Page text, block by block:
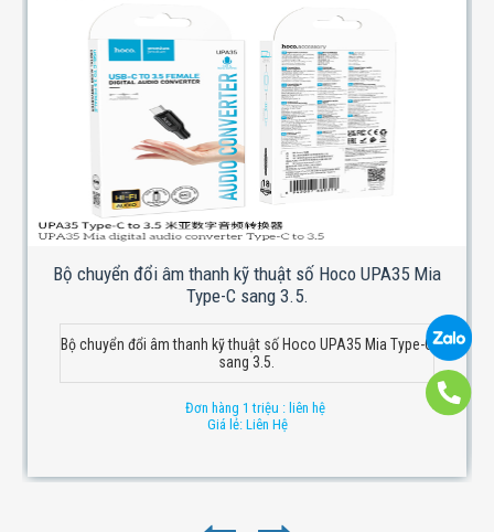
Bộ chuyển đổi âm thanh kỹ thuật số Hoco UPA35 Mia
Type-C sang 3.5.
Bộ chuyển đổi âm thanh kỹ thuật số Hoco UPA35 Mia Type-C
sang 3.5.
Đơn hàng 1 triệu : liên hệ
Giá lẻ: Liên Hệ